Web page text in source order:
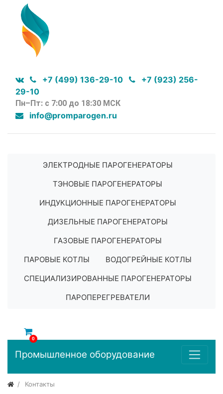
+7 (499) 136-29-10
+7 (923) 256-
29-10
Пн–Пт: с 7:00 до 18:30 МСК
info@promparogen.ru
ЭЛЕКТРОДНЫЕ ПАРОГЕНЕРАТОРЫ
ТЭНОВЫЕ ПАРОГЕНЕРАТОРЫ
ИНДУКЦИОННЫЕ ПАРОГЕНЕРАТОРЫ
ДИЗЕЛЬНЫЕ ПАРОГЕНЕРАТОРЫ
ГАЗОВЫЕ ПАРОГЕНЕРАТОРЫ
ПАРОВЫЕ КОТЛЫ
ВОДОГРЕЙНЫЕ КОТЛЫ
СПЕЦИАЛИЗИРОВАННЫЕ ПАРОГЕНЕРАТОРЫ
ПАРОПЕРЕГРЕВАТЕЛИ
0
Промышленное оборудование
Контакты